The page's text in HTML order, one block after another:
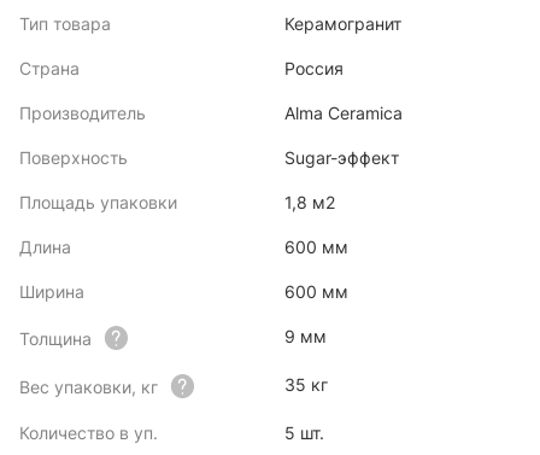
Тип товара Керамогранит
Страна Россия
Производитель Alma Ceramica
Поверхность Sugar-эффект
Площадь упаковки 1,8 м2
Длина 600 мм
Ширина 600 мм
Толщина 9 мм
Вес упаковки, кг 35 кг
Количество в уп. 5 шт.